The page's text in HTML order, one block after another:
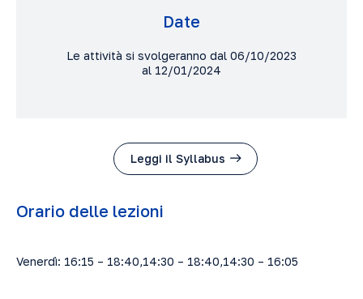
Date
Le attività si svolgeranno dal 06/10/2023
al 12/01/2024
Leggi il Syllabus
Orario delle lezioni
Venerdì: 16:15 – 18:40,14:30 – 18:40,14:30 – 16:05